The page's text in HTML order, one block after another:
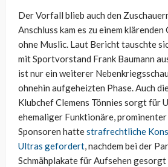
Der Vorfall blieb auch den
Anschluss kam es zu einem
ohne Muslic. Laut Bericht tauschte
mit Sportvorstand Frank Baumann
ist nur ein weiterer
ohnehin aufgeheizten Phase. Auch
Klubchef Clemens Tönnies sorgt für
ehemaliger Funktionäre,
Sponsoren hattestrafrechtliche
Ultras gefordert, nachdem bei der
Schmähplakate für Aufsehen